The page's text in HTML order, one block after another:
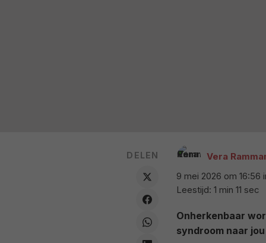
Vera
9 mei 2026 om 16:56
Leestijd: 1 min 11 sec
Onherkenbaar
syndroom naar
DELEN